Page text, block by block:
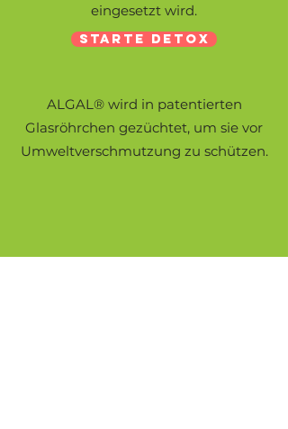
eingesetzt wird.
ALGAL® wird in patentierten
Glasröhrchen gezüchtet, um sie vor
Umweltverschmutzung zu schützen.
STARTE DETOX